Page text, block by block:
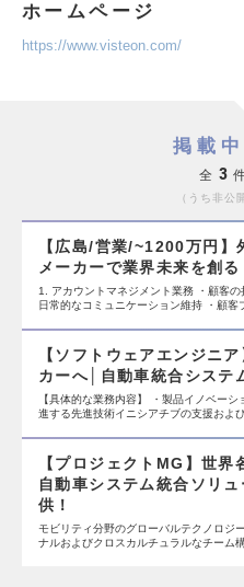
ホームページ
https://www.visteon.com/
掲載
全 3
うち非公
【広島/営業/~1200万円】
メーカーで業界未来を創る
1. アカウントマネジメント業務 ・顧客
日常的なコミュニケーション維持 ・顧客
【ソフトウェアエンジニ
カーへ│自動車統合システ
【具体的な業務内容】 ・製品イノベー
進する先進技術イニシアチブの支援およ
【プロジェクトMG】世界
自動車システム統合ソリ
供！
モビリティ分野のグローバルテクノロジ
ナルおよびクロスカルチュラルなチーム